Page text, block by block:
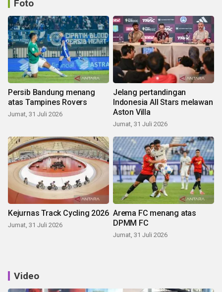
Foto
Persib Bandung menang
atas Tampines Rovers
Jumat, 31 Juli 2026
Jelang pertandingan
Indonesia All Stars melawan
Aston Villa
Jumat, 31 Juli 2026
Kejurnas Track Cycling 2026
Jumat, 31 Juli 2026
Arema FC menang atas
DPMM FC
Jumat, 31 Juli 2026
Video